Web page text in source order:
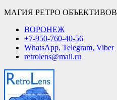
МАГИЯ РЕТРО ОБЪЕКТИВОВ
ВОРОНЕЖ
+7-950-760-40-56
WhatsApp, Telegram, Viber
retrolens@mail.ru